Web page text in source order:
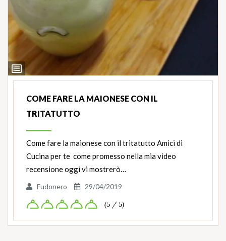
Ingredienti
COME FARE LA MAIONESE CON IL
TRITATUTTO
Come fare la maionese con il tritatutto Amici di
Cucina per te come promesso nella mia video
recensione oggi vi mostrerò…
Fudonero 29/04/2019
(5 / 5)